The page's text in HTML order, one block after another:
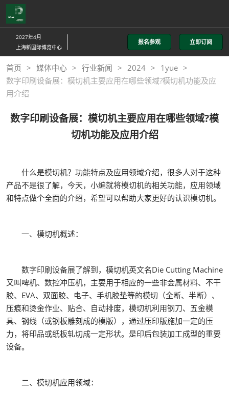
直
接
跳
至
内
容
2027年4月
上海新国际博览中心
报名参观 立即订阅
首页 媒体中心 行业新闻 2024
1yue
数字印刷设备展：模切机主要应用在哪些领域?模切机功能及应
用介绍
数字印刷设备展：模切机主要应用在哪些领域?模
切机功能及应用介绍
什么是模切机？功能特点及应用领域介绍，很多人对于这种
产品不是很了解，今天，小编就将模切机的相关功能，应用领域
和特点做个全面的介绍，希望可以帮助大家更好的认识模切机。
一、模切机概述：
数字印刷设备展了解到，模切机英文名Die Cutting Machine
又叫啤机、数控冲压机，主要用于相应的一些非金属材料、不干
胶、EVA、双面胶、电子、手机胶垫等的模切（全断、半断）、
压痕和烫金作业、贴合、自动排废，模切机利用钢刀、五金模
具、钢线（或钢板雕刻成的模版），通过压印版施加一定的压
力，将印品或纸板轧切成一定形状。是印后包装加工成型的重要
设备。
二、模切机应用领域：